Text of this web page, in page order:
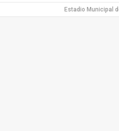
Estadio Municipal